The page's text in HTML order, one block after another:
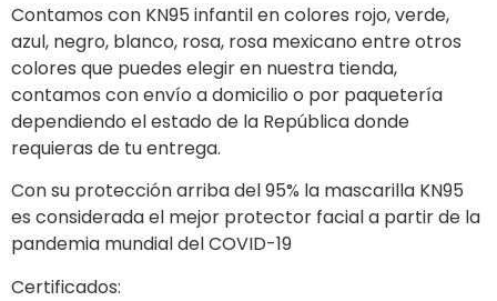
Contamos con KN95 infantil en colores rojo, verde,
azul, negro, blanco, rosa, rosa mexicano entre otros
colores que puedes elegir en nuestra tienda,
contamos con envío a domicilio o por paquetería
dependiendo el estado de la República donde
requieras de tu entrega.
Con su protección arriba del 95% la mascarilla KN95
es considerada el mejor protector facial a partir de la
pandemia mundial del COVID-19
Certificados: